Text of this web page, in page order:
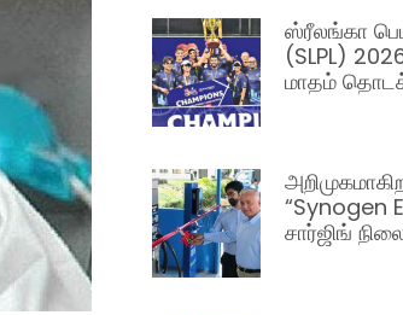
ஸ்ரீலங்கா
(SLPL)
மாதம்
“Synogen
சார்ஜிங்